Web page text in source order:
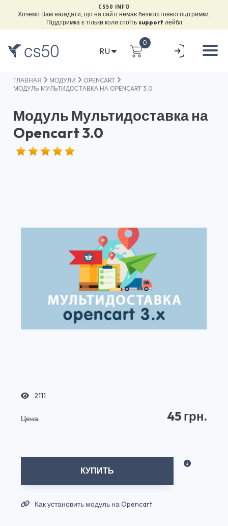
CS50 INFO
Хочемо Вам нагадати, що на сайті немає безкоштовної підтримки.
Піддтримка є тільки коли стоїть support лейбл
RU
0
ГЛАВНАЯ МОДУЛИ
OPENCART
МОДУЛЬ МУЛЬТИДОСТАВКА НА OPENCART 3.0
Модуль Мультидоставка на
Opencart 3.0
2111
Цена: 45 грн.
КУПИТЬ
Как установить модуль на Opencart